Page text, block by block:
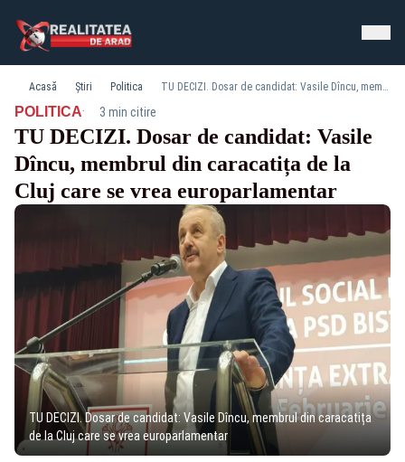
Acasă Știri Politica TU DECIZI. Dosar de candidat: Vasile Dîncu, membrul din caracatița de la Cluj care se vrea europarlamentar
POLITICA· 3 min citire
TU DECIZI. Dosar de candidat: Vasile
Dîncu, membrul din caracatița de la
Cluj care se vrea europarlamentar
TU DECIZI. Dosar de candidat: Vasile Dîncu, membrul din caracatița
de la Cluj care se vrea europarlamentar